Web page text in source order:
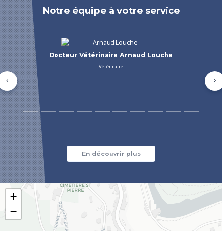
Notre équipe à votre service
Docteur Vétérinaire Jean Pierre Barret
Précédent
En découvrir plus
+
−